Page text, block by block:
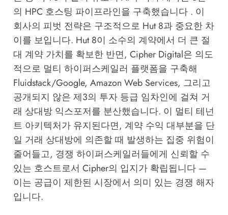
의 HPC 호스팅 파이프라인을 구축했습니다 . 이
회사의 피벗 전략은 구조적으로 Hut 8과 중요한 차
이를 보입니다. Hut 8이 소수의 계약에서 더 큰 절
대 계약 가치를 확보한 반면, Cipher Digital은 의도
적으로 멀티 하이퍼스케일러 플랫폼을 구축해
Fluidstack/Google, Amazon Web Services, 그리고
공개되지 않은 제3의 투자 등급 임차인에 걸쳐 거
래 상대방 익스포저를 분산했습니다. 이 멀티 테넌
트 아키텍처가 유지된다면, 계약 수익 대부분을 단
일 거래 상대방에 의존할 때 발생하는 집중 위험이
줄어들고, 경쟁 하이퍼스케일러들에게 신뢰할 수
있는 호스트로서 Cipher의 입지가 확립됩니다 —
이는 공급이 제한된 시장에서 의미 있는 경쟁 해자
입니다.